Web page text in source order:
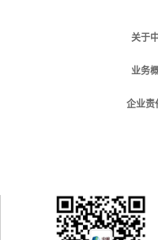
关于
业务
企业责